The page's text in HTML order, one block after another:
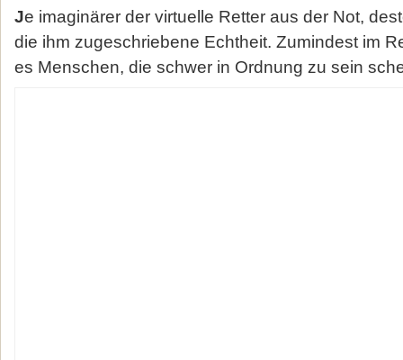
Je imaginärer der virtuelle Retter aus der Not,
die ihm zugeschriebene Echtheit. Zumindest im
es Menschen, die schwer in Ordnung zu sein